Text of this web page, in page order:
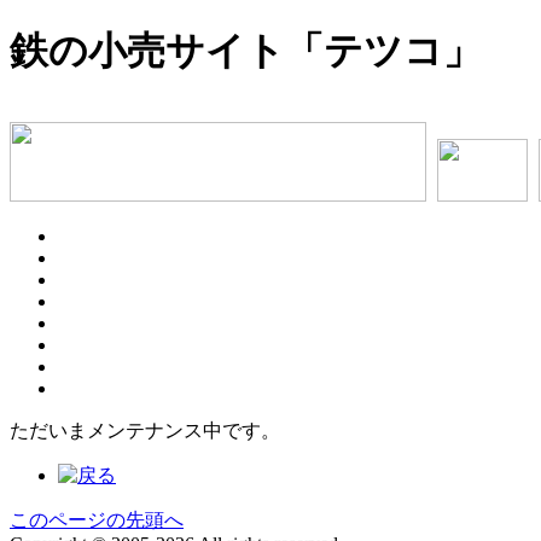
鉄の小売サイト「テツコ」
ただいまメンテナンス中です。
このページの先頭へ